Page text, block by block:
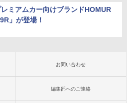
ミアムカー向けブランドHOMUR
」が登場！
お問い合わせ
編集部へのご連絡